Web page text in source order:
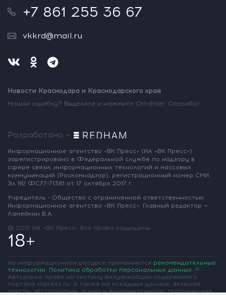
+7 861 255 36 67
vkkrd@mail.ru
Новости Краснодара и Краснодарского края
Нашли ошибку? Выделите и нажмите Ctrl+Enter. Спасибо!
Разработано —
Информационное агентство «ВК Пресс» (ИА «ВК Пресс»)
зарегистрировано в Федеральной службе по надзору в
сфере связи, информационных технологий и массовых
коммуникаций (Роскомнадзор), регистрационный номер СМИ:
Эл № ФС77-71381 от 17 октября 2017 г.
Учредитель - Общество с ограниченной ответственностью
Информационное агентство «ВК Пресс». Главный редактор —
Ламейкин В.А.
@ 2017 ИА «ВК Пресс» Все права защищены
18+
На информационном ресурсе применяются рекомендательные
технологии. Политика обработки персональных данных. ©
Авторское право на систему визуализации содержимого
портала vkpress.ru, а также на исходные данные, включая
тексты, фотографии, аудио и видеоматериалы, графические